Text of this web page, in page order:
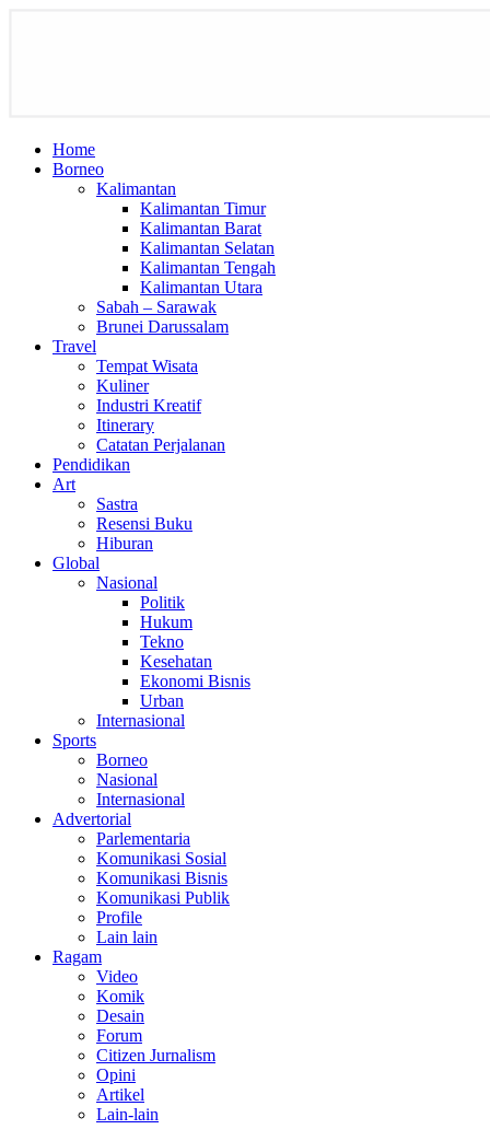
Home
Borneo
Kalimantan
Kalimantan Timur
Kalimantan Barat
Kalimantan Selatan
Kalimantan Tengah
Kalimantan Utara
Sabah – Sarawak
Brunei Darussalam
Travel
Tempat Wisata
Kuliner
Industri Kreatif
Itinerary
Catatan Perjalanan
Pendidikan
Art
Sastra
Resensi Buku
Hiburan
Global
Nasional
Politik
Hukum
Tekno
Kesehatan
Ekonomi Bisnis
Urban
Internasional
Sports
Borneo
Nasional
Internasional
Advertorial
Parlementaria
Komunikasi Sosial
Komunikasi Bisnis
Komunikasi Publik
Profile
Lain lain
Ragam
Video
Komik
Desain
Forum
Citizen Jurnalism
Opini
Artikel
Lain-lain